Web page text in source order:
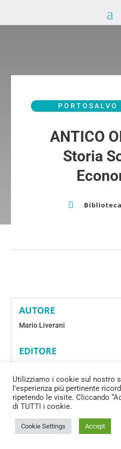
PORTOSALVO
ANTICO
Storia
 Biblioteca
AUTORE
Mario Liverani
EDITORE
ANNO
1988
Utilizziamo i cookie sul nostro
l'esperienza più pertinente
ripetendo le visite. Cliccando
di TUTTI i cookie.
Cookie Settings Accept